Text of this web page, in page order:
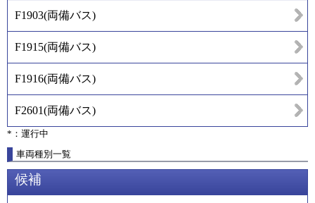
F1903(両備バス)
F1915(両備バス)
F1916(両備バス)
F2601(両備バス)
*：運行中
車両種別一覧
候補